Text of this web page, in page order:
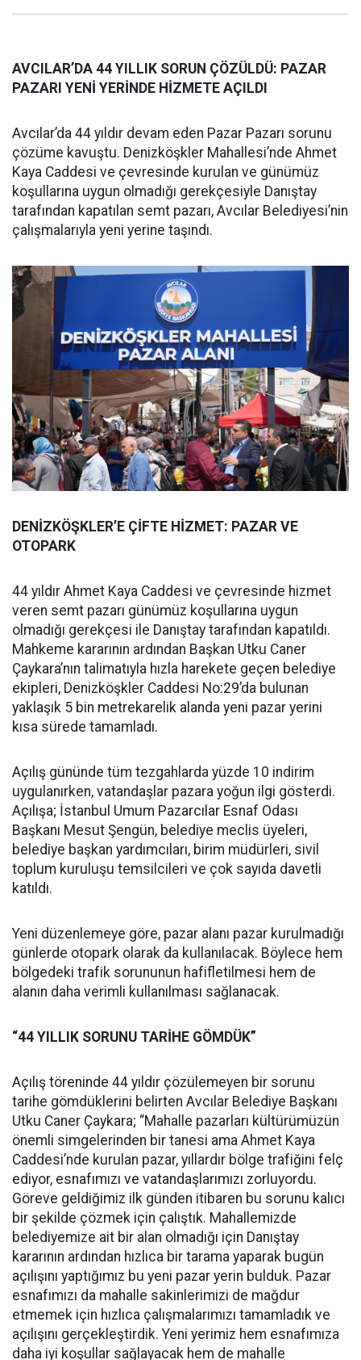
AVCILAR’DA 44 YILLIK SORUN ÇÖZÜLDÜ: PAZAR
PAZARI YENİ YERİNDE HİZMETE AÇILDI
Avcılar’da 44 yıldır devam eden Pazar Pazarı sorunu
çözüme kavuştu. Denizköşkler Mahallesi’nde Ahmet
Kaya Caddesi ve çevresinde kurulan ve günümüz
koşullarına uygun olmadığı gerekçesiyle Danıştay
tarafından kapatılan semt pazarı, Avcılar Belediyesi’nin
çalışmalarıyla yeni yerine taşındı.
DENİZKÖŞKLER’E ÇİFTE HİZMET: PAZAR VE
OTOPARK
44 yıldır Ahmet Kaya Caddesi ve çevresinde hizmet
veren semt pazarı günümüz koşullarına uygun
olmadığı gerekçesi ile Danıştay tarafından kapatıldı.
Mahkeme kararının ardından Başkan Utku Caner
Çaykara’nın talimatıyla hızla harekete geçen belediye
ekipleri, Denizköşkler Caddesi No:29’da bulunan
yaklaşık 5 bin metrekarelik alanda yeni pazar yerini
kısa sürede tamamladı.
Açılış gününde tüm tezgahlarda yüzde 10 indirim
uygulanırken, vatandaşlar pazara yoğun ilgi gösterdi.
Açılışa; İstanbul Umum Pazarcılar Esnaf Odası
Başkanı Mesut Şengün, belediye meclis üyeleri,
belediye başkan yardımcıları, birim müdürleri, sivil
toplum kuruluşu temsilcileri ve çok sayıda davetli
katıldı.
Yeni düzenlemeye göre, pazar alanı pazar kurulmadığı
günlerde otopark olarak da kullanılacak. Böylece hem
bölgedeki trafik sorununun hafifletilmesi hem de
alanın daha verimli kullanılması sağlanacak.
“44 YILLIK SORUNU TARİHE GÖMDÜK”
Açılış töreninde 44 yıldır çözülemeyen bir sorunu
tarihe gömdüklerini belirten Avcılar Belediye Başkanı
Utku Caner Çaykara; “Mahalle pazarları kültürümüzün
önemli simgelerinden bir tanesi ama Ahmet Kaya
Caddesi’nde kurulan pazar, yıllardır bölge trafiğini felç
ediyor, esnafımızı ve vatandaşlarımızı zorluyordu.
Göreve geldiğimiz ilk günden itibaren bu sorunu kalıcı
bir şekilde çözmek için çalıştık. Mahallemizde
belediyemize ait bir alan olmadığı için Danıştay
kararının ardından hızlıca bir tarama yaparak bugün
açılışını yaptığımız bu yeni pazar yerin bulduk. Pazar
esnafımızı da mahalle sakinlerimizi de mağdur
etmemek için hızlıca çalışmalarımızı tamamladık ve
açılışını gerçekleştirdik. Yeni yerimiz hem esnafımıza
daha iyi koşullar sağlayacak hem de mahalle